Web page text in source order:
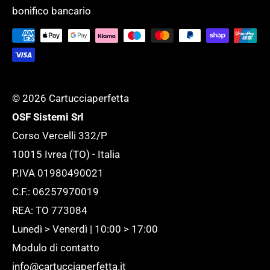
supportare l'ufficio ed adattarlo ad ogni
esigenza.
Tutte le novità
bonifico bancario
© 2026 Cartucciaperfetta
OSF Sistemi Srl
Corso Vercelli 332/P
10015 Ivrea (TO) - Italia
P.IVA 01980490021
C.F.: 06257970019
REA: TO 773084
Lunedì > Venerdì | 10:00 > 17:00
Modulo di contatto
info@cartucciaperfetta.it